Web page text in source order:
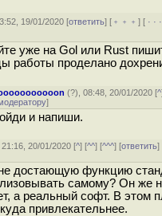
19/01/2020 [ответить] [ ﹢﹢﹢] [ · ·
уже на Gol или Rust
работы проделано
(?), 08:48, 20/01/2020 [^
]
и напиши.
21:16, 20/01/2020 [^] [^^] [^^^] [ответить]
достающую функцию
самому? Он же
а реальный софт. В этом
привлекательнее.